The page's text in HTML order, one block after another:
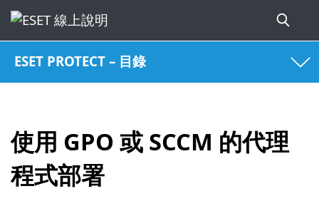
ESET PROTECT – 目錄
使用 GPO 或 SCCM 的代理
程式部署